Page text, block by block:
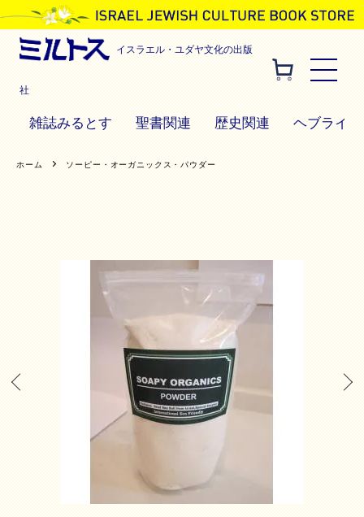
イスラエル・ユダヤ文化の出版
社
雑誌みるとす 聖書関連 歴史関連 ヘブライ
ホーム ソーピー・オーガニックス・パウダー